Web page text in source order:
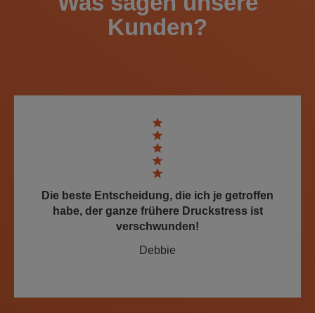
Kunden?
Die beste Entscheidung, die ich je getroffen
habe, der ganze frühere Druckstress ist
verschwunden!
Debbie